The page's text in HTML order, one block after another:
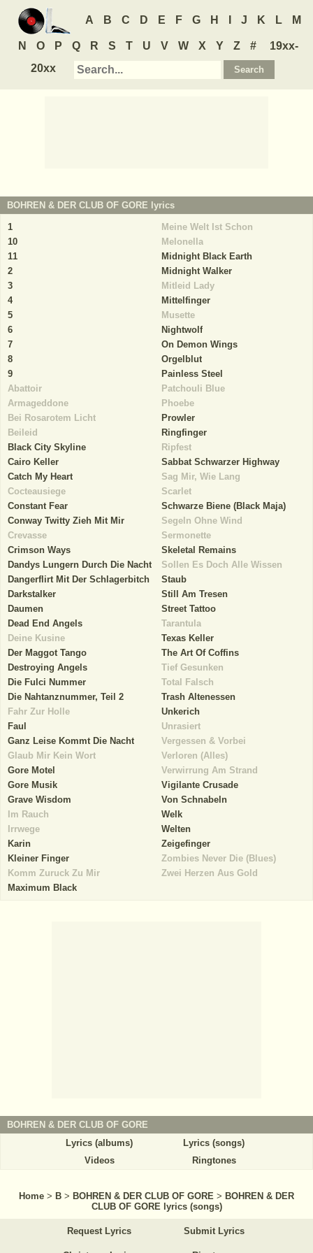
A B C D E F G H J K L M
N O P Q R S T U V W X Y Z #
19xx-
20xx
BOHREN & DER CLUB OF GORE lyrics
1
10
11
2
3
4
5
6
7
8
9
Abattoir
Armageddone
Bei Rosarotem Licht
Beileid
Black City Skyline
Cairo Keller
Catch My Heart
Cocteausiege
Constant Fear
Conway Twitty Zieh Mit Mir
Crevasse
Crimson Ways
Dandys Lungern Durch Die Nacht
Dangerflirt Mit Der Schlagerbitch
Darkstalker
Daumen
Dead End Angels
Deine Kusine
Der Maggot Tango
Destroying Angels
Die Fulci Nummer
Die Nahtanznummer, Teil 2
Fahr Zur Holle
Faul
Ganz Leise Kommt Die Nacht
Glaub Mir Kein Wort
Gore Motel
Gore Musik
Grave Wisdom
Im Rauch
Irrwege
Karin
Kleiner Finger
Komm Zuruck Zu Mir
Maximum Black
Meine Welt Ist Schon
Melonella
Midnight Black Earth
Midnight Walker
Mitleid Lady
Mittelfinger
Musette
Nightwolf
On Demon Wings
Orgelblut
Painless Steel
Patchouli Blue
Phoebe
Prowler
Ringfinger
Ripfest
Sabbat Schwarzer Highway
Sag Mir, Wie Lang
Scarlet
Schwarze Biene (Black Maja)
Segeln Ohne Wind
Sermonette
Skeletal Remains
Sollen Es Doch Alle Wissen
Staub
Still Am Tresen
Street Tattoo
Tarantula
Texas Keller
The Art Of Coffins
Tief Gesunken
Total Falsch
Trash Altenessen
Unkerich
Unrasiert
Vergessen & Vorbei
Verloren (Alles)
Verwirrung Am Strand
Vigilante Crusade
Von Schnabeln
Welk
Welten
Zeigefinger
Zombies Never Die (Blues)
Zwei Herzen Aus Gold
BOHREN & DER CLUB OF GORE
Lyrics (albums)
Lyrics (songs)
Videos
Ringtones
Home > B > BOHREN & DER CLUB OF GORE > BOHREN & DER
CLUB OF GORE lyrics (songs)
Request Lyrics Submit Lyrics